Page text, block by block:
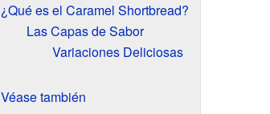
¿Qué es el Caramel Shortbread?
Las Capas de Sabor
Variaciones Deliciosas
Véase también